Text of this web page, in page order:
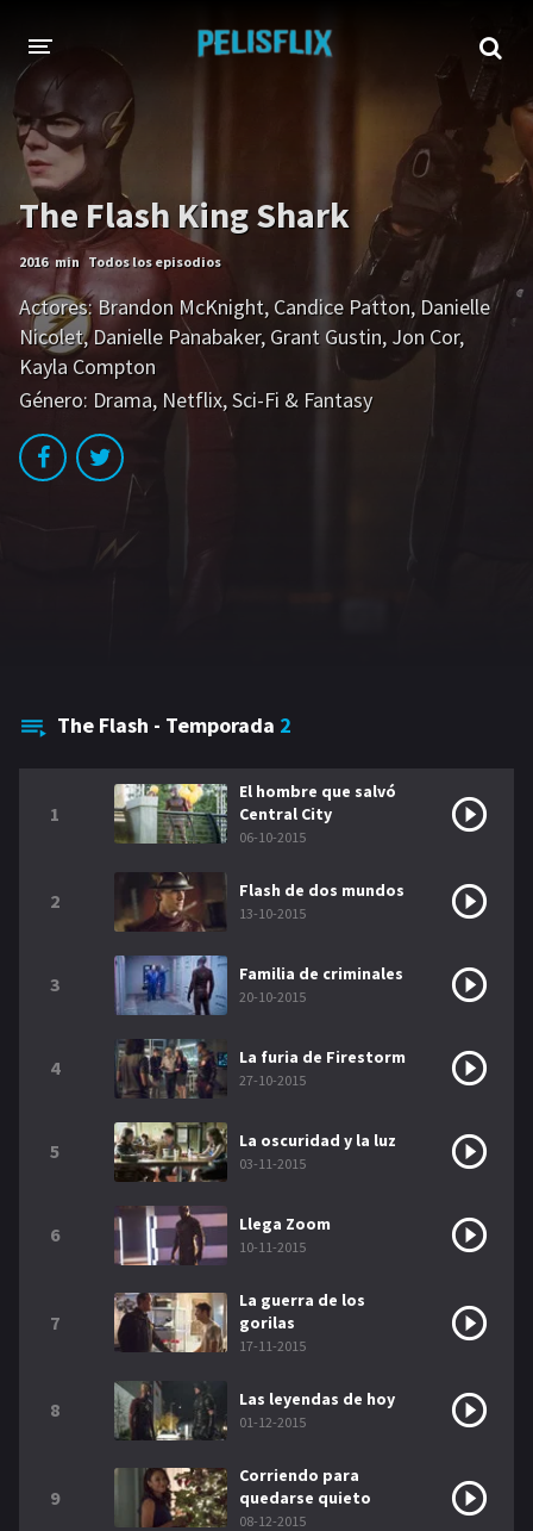
INICIO
TODAS LAS PELÍCULAS
AHORA EN TRANSMISIÓN
Netflix Amazon
Disney HBO-Max
GÉNEROS
The Flash King Shark
2016 min Todos los episodios
Actores:Brandon McKnight, Candice Patton, Danielle
Nicolet,Danielle Panabaker, Grant Gustin, Jon Cor,
Kayla Compton
Género: Drama, Netflix,Sci-Fi & Fantasy
The Flash - Temporada 2
1
El hombre que salvó
Central City
06-10-2015
2 Flash de dos mundos
13-10-2015
3 Familia de criminales
20-10-2015
4 La furia de Firestorm
27-10-2015
5 La oscuridad y la luz
03-11-2015
6 Llega Zoom
10-11-2015
7
La guerra de los
gorilas
17-11-2015
8 Las leyendas de hoy
01-12-2015
9
Corriendo para
quedarse quieto
08-12-2015